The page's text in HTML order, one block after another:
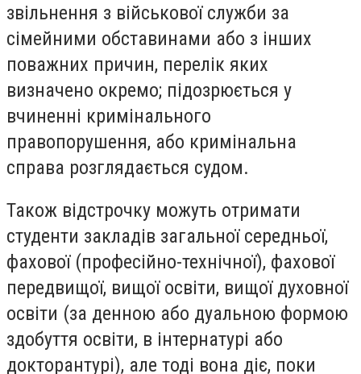
звільнення з військової служби за
сімейними обставинами або з інших
поважних причин, перелік яких
визначено окремо; підозрюється у
вчиненні кримінального
правопорушення, або кримінальна
справа розглядається судом.
Також відстрочку можуть отримати
студенти закладів загальної середньої,
фахової (професійно-технічної), фахової
передвищої, вищої освіти, вищої духовної
освіти (за денною або дуальною формою
здобуття освіти, в інтернатурі або
докторантурі), але тоді вона діє, поки